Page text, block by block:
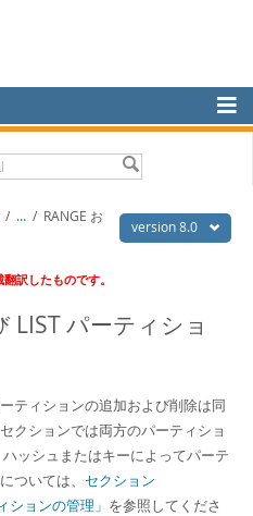
version 8.0
/ ... / RANGE お
訳したものです。
LIST パーティショ
ティションの追加および削除は同
クションでは両方のパーティショ
ッシュまたはキーによってパーテ
ついては、 セクション
ションの管理」 を参照してくださ